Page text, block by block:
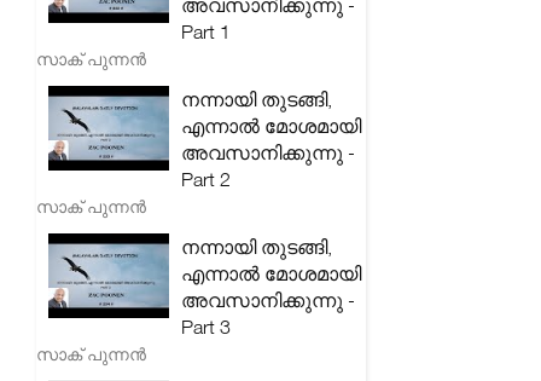
അവസാനിക്കുന്നു -
Part 1
സാക് പുന്നൻ
നന്നായി തുടങ്ങി,
എന്നാൽ മോശമായി
അവസാനിക്കുന്നു -
Part 2
സാക് പുന്നൻ
നന്നായി തുടങ്ങി,
എന്നാൽ മോശമായി
അവസാനിക്കുന്നു -
Part 3
സാക് പുന്നൻ